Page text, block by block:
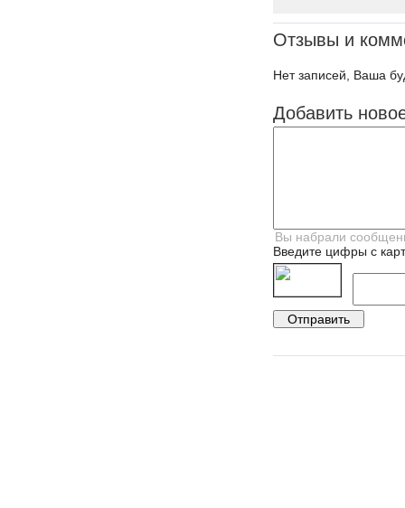
Отзывы и
Нет записей, Ваша
Добавить
Введите цифры с